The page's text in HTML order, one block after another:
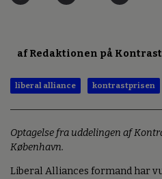
af Redaktionen på Kontrast
liberal alliance kontrastprisen
Optagelse fra uddelingen af
København.
Liberal Alliances formand har